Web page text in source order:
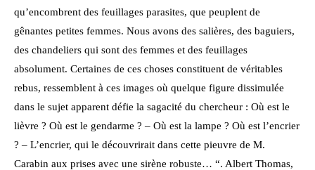
qu’encombrent des feuillages parasites, que peuplent de
gênantes petites femmes. Nous avons des salières, des baguiers,
des chandeliers qui sont des femmes et des feuillages
absolument. Certaines de ces choses constituent de véritables
rebus, ressemblent à ces images où quelque figure dissimulée
dans le sujet apparent défie la sagacité du chercheur : Où est le
lièvre ? Où est le gendarme ? – Où est la lampe ? Où est l’encrier
? – L’encrier, qui le découvrirait dans cette pieuvre de M.
Carabin aux prises avec une sirène robuste… “. Albert Thomas,